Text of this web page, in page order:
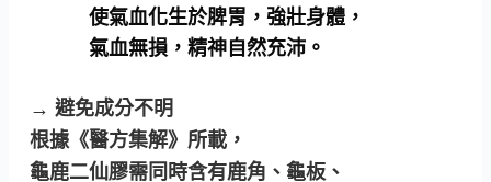
使氣血化生於脾胃，強壯身體，
氣血無損，精神自然充沛。
→ 避免成分不明
根據《醫方集解》所載，
龜鹿二仙膠需同時含有鹿角、龜板、